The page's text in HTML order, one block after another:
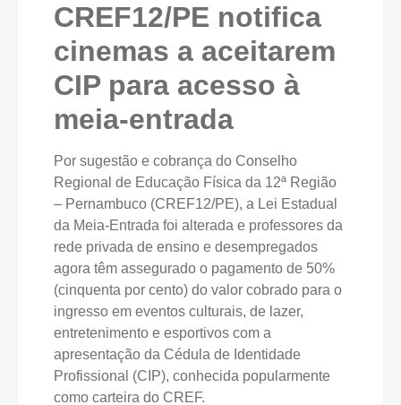
CREF12/PE notifica
cinemas a aceitarem
CIP para acesso à
meia-entrada
Por sugestão e cobrança do Conselho
Regional de Educação Física da 12ª Região
– Pernambuco (CREF12/PE), a Lei Estadual
da Meia-Entrada foi alterada e professores da
rede privada de ensino e desempregados
agora têm assegurado o pagamento de 50%
(cinquenta por cento) do valor cobrado para o
ingresso em eventos culturais, de lazer,
entretenimento e esportivos com a
apresentação da Cédula de Identidade
Profissional (CIP), conhecida popularmente
como carteira do CREF.